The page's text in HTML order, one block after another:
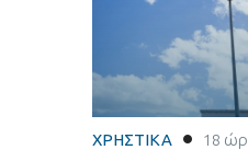
ΧΡΗΣΤΙΚΑ 18